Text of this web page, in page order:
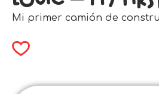
Mi primer camión de